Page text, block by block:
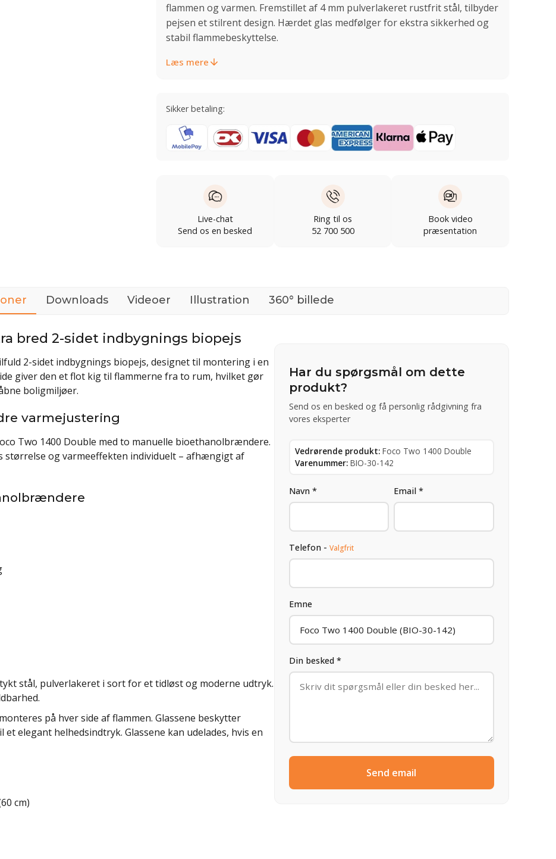
flammen og varmen. Fremstillet af 4 mm pulverlakeret rustfrit stål, tilbyder
pejsen et stilrent design. Hærdet glas medfølger for ekstra sikkerhed og
stabil flammebeskyttelse.
Læs mere
Sikker betaling:
Live-chat
Send os en besked
Ring til os
52 700 500
Book video
præsentation
Downloads Videoer Illustration 360° billede
bred 2-sidet indbygnings biopejs
2-sidet indbygnings biopejs, designet til montering i en
giver den et flot kig til flammerne fra to rum, hvilket gør
boligmiljøer.
varmejustering
Two 1400 Double med to manuelle bioethanolbrændere.
størrelse og varmeeffekten individuelt – afhængigt af
stål, pulverlakeret i sort for et tidløst og moderne udtryk.
på hver side af flammen. Glassene beskytter
elegant helhedsindtryk. Glassene kan udelades, hvis en
cm)
Har du spørgsmål om dette
produkt?
Send os en besked og få personlig rådgivning fra
vores eksperter
Vedrørende produkt: Foco Two 1400 Double
Varenummer: BIO-30-142
Navn * Email *
Telefon - Valgfrit
Emne
Din besked *
Send email